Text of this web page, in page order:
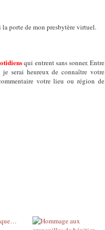
porte de mon presbytère virtuel.
qui entrent sans sonner. Entre
serai heureux de connaître votre
votre lieu ou région de